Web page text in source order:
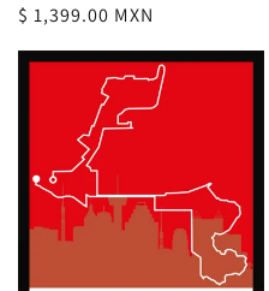
Precio
$ 1,399.00 MXN